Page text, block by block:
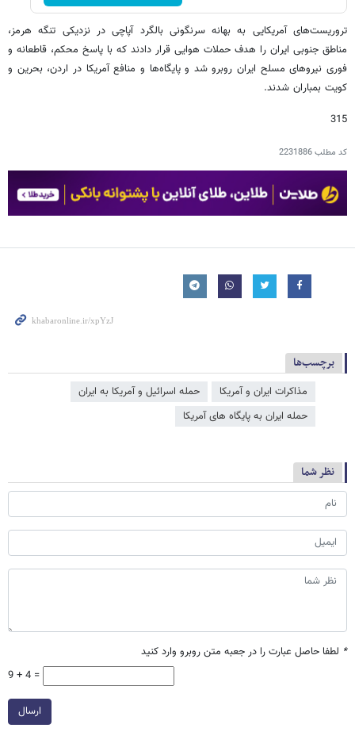
تروریست‌های آمریکایی به بهانه سرنگونی بالگرد آپاچی در نزدیکی تنگه هرمز،
مناطق جنوبی ایران را هدف حملات هوایی قرار دادند که با پاسخ محکم، قاطعانه و
فوری نیروهای مسلح ایران روبرو شد و پایگاه‌ها و منافع آمریکا در اردن، بحرین و
کویت بمباران شدند.
315
کد مطلب2231886
برچسب‌ها
مذاکرات ایران و آمریکا
حمله اسرائیل و آمریکا به ایران
حمله ایران به پایگاه های آمریکا
نظر شما
* لطفا حاصل عبارت را در جعبه متن روبرو وارد کنید
9 + 4 =
ارسال